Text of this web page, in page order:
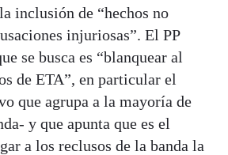
inclusión de “hechos no
injuriosas”. El PP
se busca es “blanquear al
de ETA”, en particular el
que agrupa a la mayoría de
y que apunta que es el
a los reclusos de la banda la